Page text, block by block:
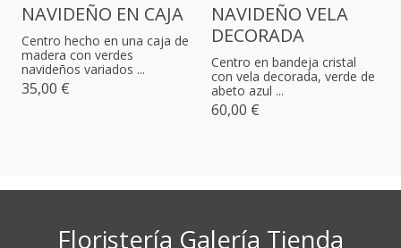
NAVIDEÑO EN CAJA
Centro hecho en una caja de
madera con verdes
navideños variados ...
35,00 €
NAVIDEÑO VELA
DECORADA
Centro en bandeja cristal
con vela decorada, verde de
abeto azul ...
60,00 €
Floristería Galería Tienda